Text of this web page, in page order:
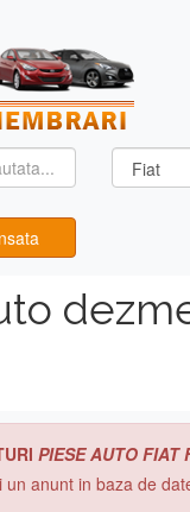
PIESE AUTO FIAT
un anunt in baza de